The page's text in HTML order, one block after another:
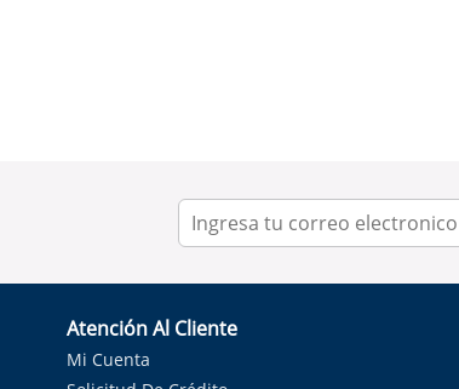
Atención Al Cliente
Mi Cuenta